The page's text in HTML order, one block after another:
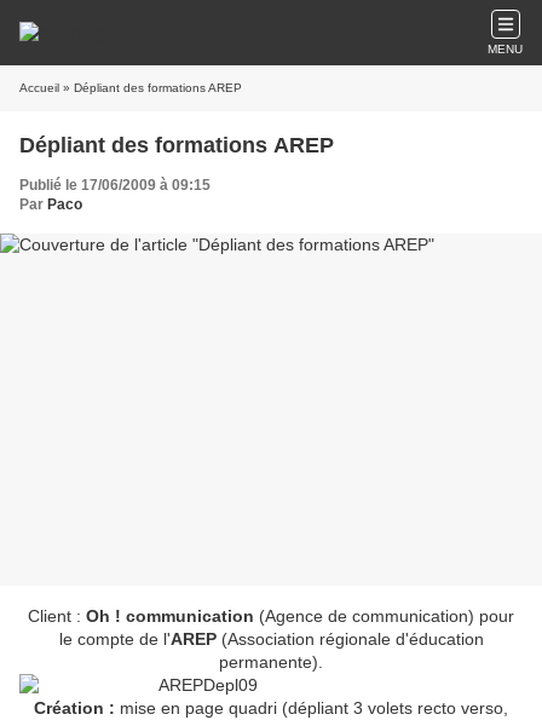
MENU
Accueil » Dépliant des formations AREP
Dépliant des formations AREP
Publié le 17/06/2009 à 09:15
Par Paco
Client : Oh ! communication (Agence de communication) pour
le compte de l'AREP(Association régionale d'éducation
permanente).
Création : mise en page quadri (dépliant 3 volets recto verso,